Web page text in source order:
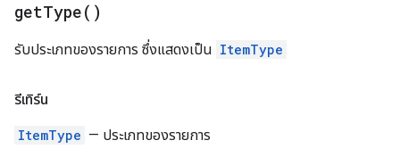
getType( )
รับประเภทของรายการ ซึ่งแสดงเป็น ItemType
รีเทิร์น
ItemType — ประเภทของรายการ